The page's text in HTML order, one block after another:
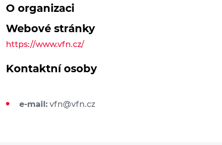
O organizaci
Webové stránky
https://www.vfn.cz/
Kontaktní osoby
e-mail: vfn@vfn.cz